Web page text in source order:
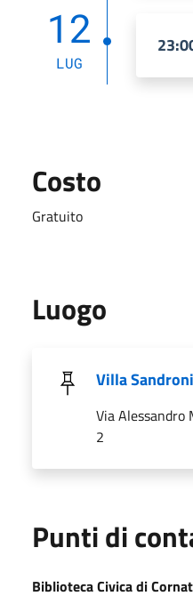
12
LUG
Costo
Gratuito
Luogo
Villa Sandroni
Via Alessandro
2
Punti di
Biblioteca Civica di